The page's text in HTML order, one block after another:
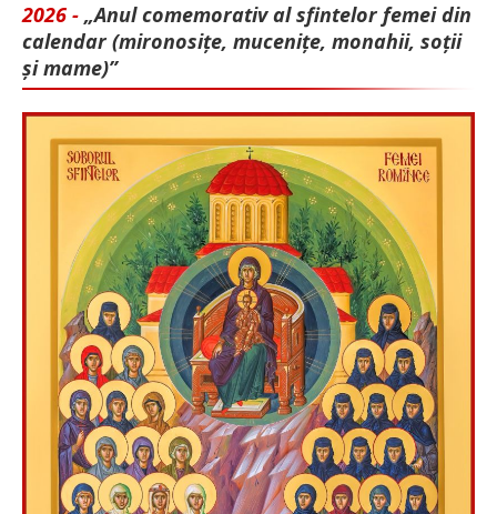
2026 - „Anul comemorativ al sfintelor femei din
calendar (mironosițe, mu­cenițe, monahii, soții
și mame)”